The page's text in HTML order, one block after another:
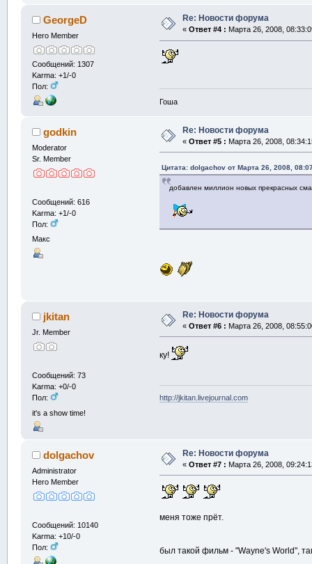
GeorgeD
Hero Member
Сообщений: 1307
Karma: +1/-0
Пол:
Re: Новости форума
« Ответ #4 : Марта 26, 2008,
Гоша
godkin
Moderator
Sr. Member
Сообщений: 616
Karma: +1/-0
Пол:
Макс
Re: Новости форума
« Ответ #5 : Марта 26, 2008,
Цитата: dolgachov от Марта 26, 2008,
добавлен миллион новых прекрасных
jkitan
Jr. Member
Сообщений: 73
Karma: +0/-0
Пол:
it's a show time!
Re: Новости форума
« Ответ #6 : Марта 26, 2008,
ку!
http://jkitan.livejournal.com
dolgachov
Administrator
Hero Member
Сообщений: 10140
Karma: +10/-0
Пол:
Re: Новости форума
« Ответ #7 : Марта 26, 2008,
меня тоже прёт.
был такой фильм - "Wayne's World",